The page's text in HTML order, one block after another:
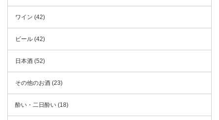
ワイン (42)
ビール (42)
日本酒 (52)
その他のお酒 (23)
酔い・二日酔い (18)